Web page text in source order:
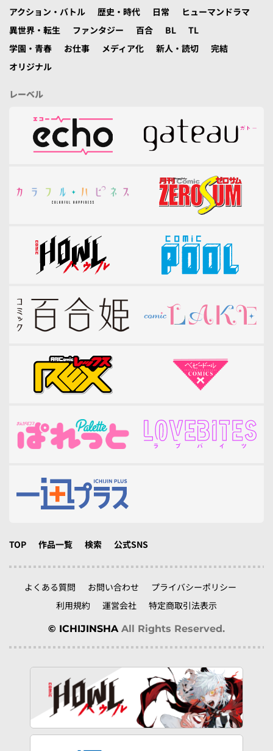
アクション・バトル
歴史・時代 日常
ヒューマンドラマ
異世界・転生
ファンタジー 百合 BL
TL
学園・青春
お仕事 メディア化 新人・読切
完結
オリジナル
レーベル
TOP 作品一覧 検索 公式SNS
よくある質問 お問い合わせ
プライバシーポリシー
利用規約
運営会社 特定商取引法表示
© ICHIJINSHA All Rights Reserved.